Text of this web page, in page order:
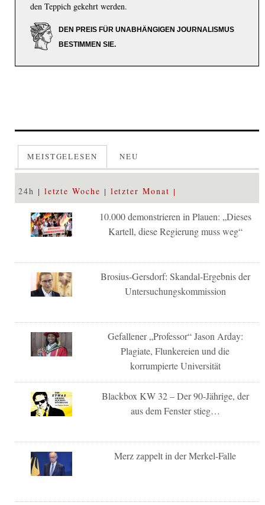
den Teppich gekehrt werden.
DEN PREIS FÜR UNABHÄNGIGEN JOURNALISMUS
BESTIMMEN SIE.
MEISTGELESEN NEU
24h letzte Woche letzter Monat
10.000 demonstrieren in Plauen: „Dieses
Kartell, diese Regierung muss weg“
Brosius-Gersdorf: Skandal-Ergebnis der
Untersuchungskommission
Gefallener „Professor“ Jason Arday:
Plagiate, Flunkereien und die
korrumpierte Universität
Blackbox KW 32 – Der 90-Jährige, der
aus dem Fenster stieg…
Merz zappelt in der Merkel-Falle